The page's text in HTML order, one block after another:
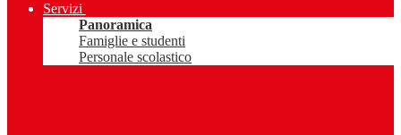
Servizi
Panoramica
Famiglie e studenti
Personale scolastico